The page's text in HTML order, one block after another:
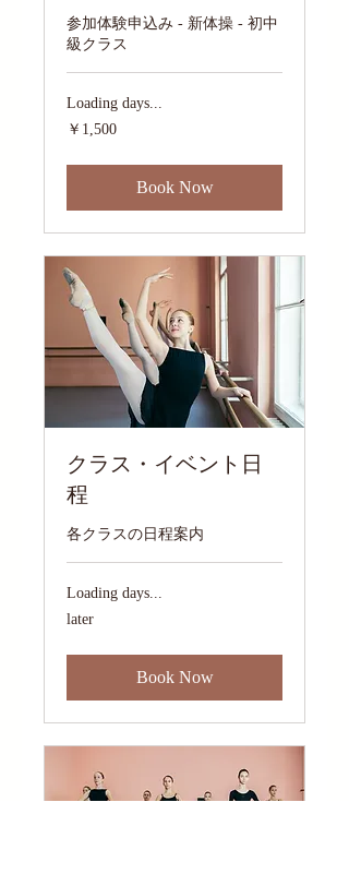
参加体験申込み - 新体操 - 初中
級クラス
Loading days...
1,500
円
￥1,500
Book Now
クラス・イベント日
程
各クラスの日程案内
Loading days...
later
later
Book Now